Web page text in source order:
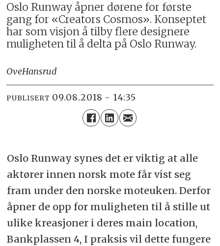
Oslo Runway åpner dørene for første
gang for «Creators Cosmos». Konseptet
har som visjon å tilby flere designere
muligheten til å delta på Oslo Runway.
OveHansrud
PUBLISERT 09.08.2018 - 14:35
Oslo Runway synes det er viktig at alle
aktører innen norsk mote får vist seg
fram under den norske moteuken. Derfor
åpner de opp for muligheten til å stille ut
ulike kreasjoner i deres main location,
Bankplassen 4, I praksis vil dette fungere